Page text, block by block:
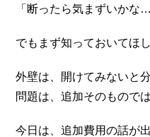
「断ったら気まずいかな…
でもまず知っておいてほし
外壁は、開けてみないと
問題は、追加そのもので
今日は、追加費用の話が